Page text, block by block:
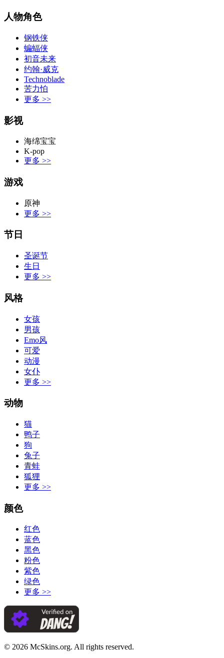
人物角色
钢铁侠
蝙蝠侠
初音未来
约翰·威克
Technoblade
苦力怕
更多 >>
影视
海绵宝宝
K-pop
更多 >>
游戏
原神
更多 >>
节日
圣诞节
生日
更多 >>
风格
女孩
男孩
Emo风
可爱
动漫
女仆
更多 >>
动物
猫
鸭子
狗
兔子
青蛙
狐狸
更多 >>
颜色
红色
蓝色
黑色
粉色
紫色
绿色
更多 >>
© 2026 McSkins.org. All rights reserved.